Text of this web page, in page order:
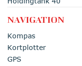
NAVIGATION
Kompas
Kortplotter
GPS